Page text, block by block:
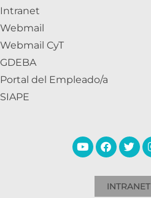
Intranet
Webmail
Webmail CyT
GDEBA
Portal del Empleado/a
SIAPE
INTRANET